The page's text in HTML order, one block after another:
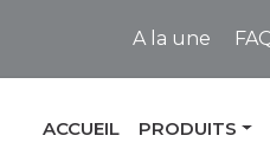
A la une
ACCUEIL PRODUITS